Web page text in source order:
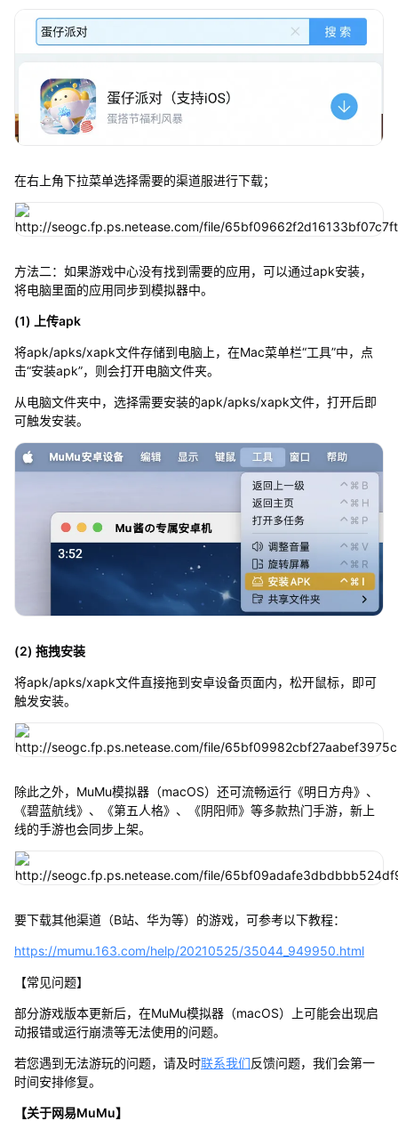
在右上角下拉菜单选择需要的渠道服进行下载；
方法二：如果游戏中心没有找到需要的应用，可以通过apk安装，
将电脑里面的应用同步到模拟器中。
(1) 上传apk
将apk/apks/xapk文件存储到电脑上，在Mac菜单栏“工具”中，点
击“安装apk”，则会打开电脑文件夹。
从电脑文件夹中，选择需要安装的apk/apks/xapk文件，打开后即
可触发安装。
(2) 拖拽安装
将apk/apks/xapk文件直接拖到安卓设备页面内，松开鼠标，即可
触发安装。
除此之外，MuMu模拟器（macOS）还可流畅运行《明日方舟》、
《碧蓝航线》、《第五人格》、《阴阳师》等多款热门手游，新上
线的手游也会同步上架。
要下载其他渠道（B站、华为等）的游戏，可参考以下教程：
https://mumu.163.com/help/20210525/35044_949950.html
【常见问题】
部分游戏版本更新后，在MuMu模拟器（macOS）上可能会出现启
动报错或运行崩溃等无法使用的问题。
若您遇到无法游玩的问题，请及时联系我们反馈问题，我们会第一
时间安排修复。
【关于网易MuMu】